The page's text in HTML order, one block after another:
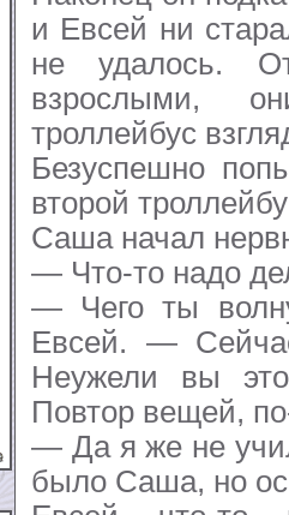
и Евсей ни
не удалось.
взрослыми,
троллейбус
Безуспешно
второй
Саша начал
— Что-то надо
— Чего ты
Евсей. —
Неужели вы
Повтор вещей,
— Да я же не
было Саша, но